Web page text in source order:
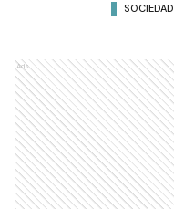
SOCIEDAD
Ads